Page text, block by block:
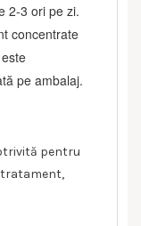
2-3 ori pe zi.
concentrate
pe ambalaj.
pentru
tratament,